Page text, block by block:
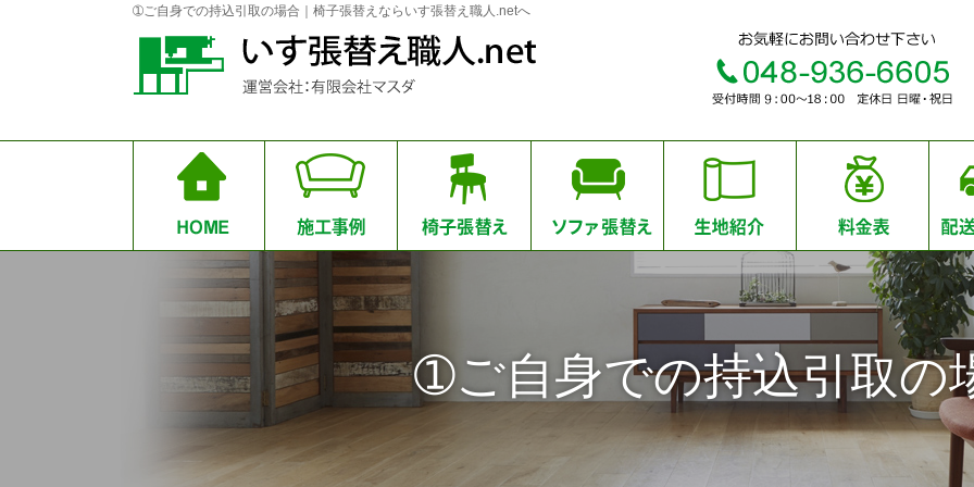
➀ご自身での持込引取の場合｜椅子張替えならいす張替え職人.netへ
➀ご自身での持込引取の